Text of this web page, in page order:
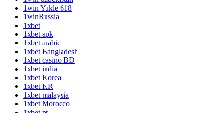
1win Yukle 618
1winRussia
1xbet
1xbet apk
1xbet arabic
1xbet Bangladesh
1xbet casino BD
1xbet india
1xbet Korea
1xbet KR
1xbet malaysia
1xbet Morocco